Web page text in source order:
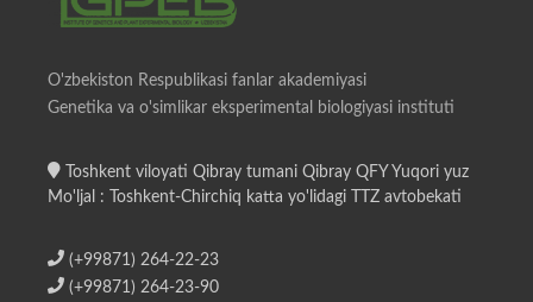
O'zbekiston Respublikasi fanlar akademiyasi
Genetika va o'simlikar eksperimental biologiyasi instituti
Toshkent viloyati Qibray tumani Qibray QFY Yuqori yuz
Mo'ljal : Toshkent-Chirchiq katta yo'lidagi TTZ avtobekati
(+99871) 264-22-23
(+99871) 264-23-90